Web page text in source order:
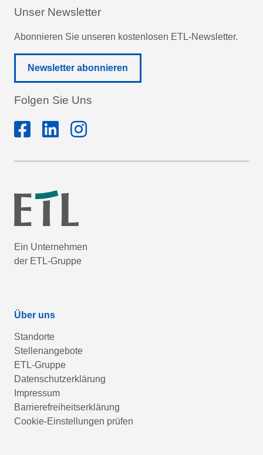
Unser Newsletter
Abonnieren Sie unseren kostenlosen ETL-Newsletter.
Newsletter abonnieren
Folgen Sie Uns
Ein Unternehmen
der ETL-Gruppe
Über uns
Standorte
Stellenangebote
ETL-Gruppe
Datenschutzerklärung
Impressum
Barrierefreiheitserklärung
Cookie-Einstellungen prüfen